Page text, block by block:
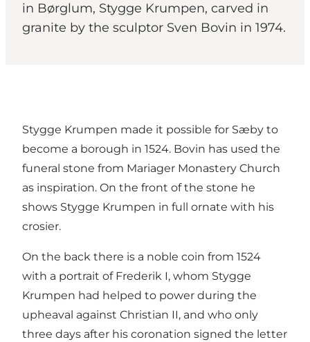
in Børglum, Stygge Krumpen, carved in
granite by the sculptor Sven Bovin in 1974.
Stygge Krumpen made it possible for Sæby to
become a borough in 1524. Bovin has used the
funeral stone from Mariager Monastery Church
as inspiration. On the front of the stone he
shows Stygge Krumpen in full ornate with his
crosier.
On the back there is a noble coin from 1524
with a portrait of Frederik I, whom Stygge
Krumpen had helped to power during the
upheaval against Christian II, and who only
three days after his coronation signed the letter